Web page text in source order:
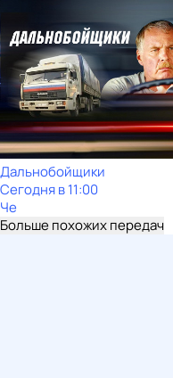
Дальнобойщики
Сегодня в 11:00
Че
Больше похожих передач